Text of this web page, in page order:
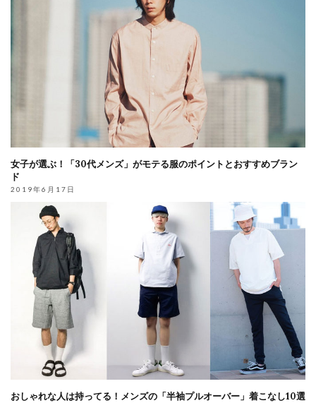
女子が選ぶ！「30代メンズ」がモテる服のポイントとおすすめブラン
ド
2019年6月17日
おしゃれな人は持ってる！メンズの「半袖プルオーバー」着こなし10選